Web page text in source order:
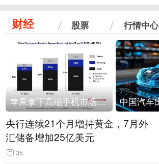
财经 股票 行情中心
苹果拿下高端手机市场65%的份额：iPhone 17系列功不可没
央行连续21个月增持黄金，7月外
汇储备增加25亿美元
35